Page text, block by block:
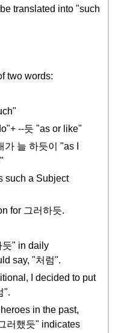
translated into "such
two words:
--듯 "as or like"
늘 하듯이 "as I
such a Subject
for 그러하듯.
듯" in daily
say, "처럼".
I decided to put
".
in the past,
러했듯" indicates